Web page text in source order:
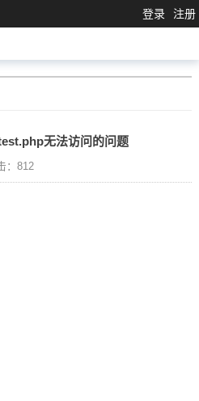
登录 注册
无法访问的问题
：812